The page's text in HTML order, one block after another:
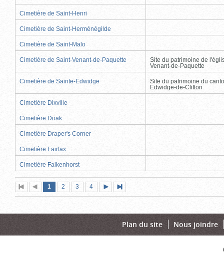
Cimetière de Saint-Henri
Cimetière de Saint-Herménégilde
Cimetière de Saint-Malo
Cimetière de Saint-Venant-de-Paquette
Site du patrimoine de
Venant-de-Paquette
Cimetière de Sainte-Edwidge
Site du patrimoine du
Edwidge-de-Clifton
Cimetière Dixville
Cimetière Doak
Cimetière Draper's Corner
Cimetière Fairfax
Cimetière Falkenhorst
Première
page
Page
précédente
Page
1 (page
actuelle)
Page
2 Page
3 Page
4
suivante
page
Plan du site Nous joindre